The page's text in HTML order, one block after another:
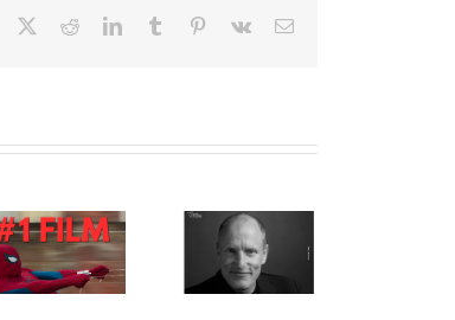
Facebook RedditLinkedInTumblr Pinterest
Vk Email
Harrelson
dobitnik
Počasnog
Srca
Sarajeva 32.
Film „Kuća“
Brzaković
otvara 9.
Dunav Film